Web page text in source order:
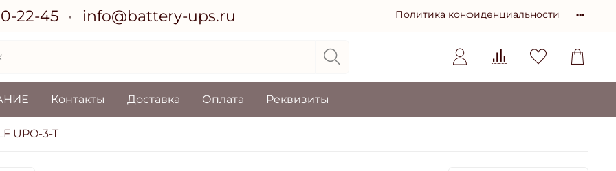
Политика конфиденциальности
22-45 info@battery-ups.ru
Контакты Доставка Оплата Реквизиты
UPO-3-T